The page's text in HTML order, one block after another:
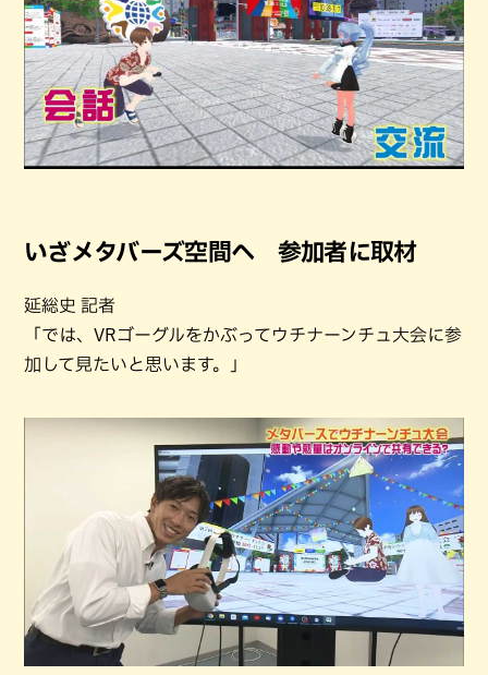
いざメタバーズ空間へ 参加者に取材
延総史 記者
「では、VRゴーグルをかぶってウチナーンチュ大会に参
加して見たいと思います。」